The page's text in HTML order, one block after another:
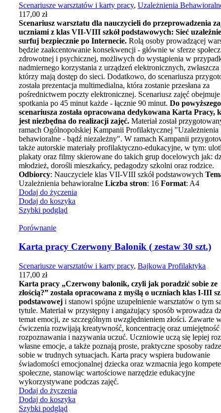
Scenariusze warsztatów i karty pracy, Uzależnienia
117,00 zł
Scenariusz warsztatu dla nauczycieli do przeprowadzenia
uczniami z klas VII-VIII szkół podstawowych: Sieć
surfuj bezpiecznie po Internecie. Rolą osoby prowadzącej
będzie zaakcentowanie konsekwencji - głównie w sferze
zdrowotnej i psychicznej, możliwych do wystąpienia w
nadmiernego korzystania z urządzeń elektronicznych,
którzy mają dostęp do sieci. Dodatkowo, do scenariusza
została prezentacja multimedialna, która zostanie przesłana za
pośrednictwem poczty elektronicznej. Scenariusz zajęć
spotkania po 45 minut każde - łącznie 90 minut. Do powyższego
scenariusza została opracowana dedykowana Karta Pracy,
jest niezbędna do realizacji zajęć. Materiał został
ramach Ogólnopolskiej Kampanii Profilaktycznej "Uzależnienia
behawioralne - bądź niezależny". W ramach Kampanii
także autorskie materiały profilaktyczno-edukacyjne, w tym:
plakaty oraz filmy skierowane do takich grup docelowych jak:
młodzież, dorośli mieszkańcy, pedagodzy szkolni oraz rodzice.
Odbiorcy: Nauczyciele klas VII-VIII szkół podstawowych
Uzależnienia behawioralne Liczba stron: 16 Format: A4
Dodaj do życzenia
Dodaj do koszyka
Szybki podgląd
Porównanie
Karta pracy Czerwony Balonik ( zestaw 30 szt.)
Scenariusze warsztatów i karty pracy, Bajkowa Profilaktyka
117,00 zł
Karta pracy „Czerwony balonik, czyli jak poradzić sobie ze
złością?” została opracowana z myślą o uczniach klas I-III
podstawowej i stanowi spójne uzupełnienie warsztatów o tym
tytule. Materiał w przystępny i angażujący sposób wprowadza
temat emocji, ze szczególnym uwzględnieniem złości. Zawarte
ćwiczenia rozwijają kreatywność, koncentrację oraz umiejętność
rozpoznawania i nazywania uczuć. Uczniowie uczą się lepiej
własne emocje, a także poznają proste, praktyczne sposoby
sobie w trudnych sytuacjach. Karta pracy wspiera budowanie
świadomości emocjonalnej dziecka oraz wzmacnia jego
społeczne, stanowiąc wartościowe narzędzie edukacyjne
wykorzystywane podczas zajęć.
Dodaj do życzenia
Dodaj do koszyka
Szybki podgląd